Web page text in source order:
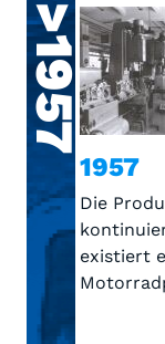
>1957
1957
Die
existiert